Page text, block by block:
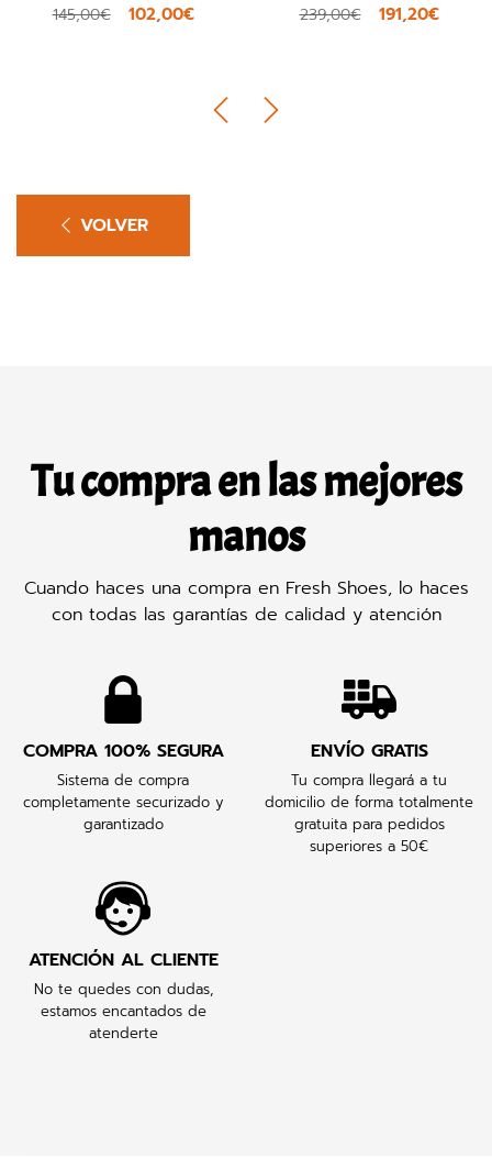
145,00€ 102,00€ 239,00€ 191,20€
VOLVER
Tu compra en las mejores
manos
Cuando haces una compra en Fresh Shoes, lo haces
con todas las garantías de calidad y atención
COMPRA 100% SEGURA
Sistema de compra
completamente securizado y
garantizado
ENVÍO GRATIS
Tu compra llegará a tu
domicilio de forma totalmente
gratuita para pedidos
superiores a 50€
ATENCIÓN AL CLIENTE
No te quedes con dudas,
estamos encantados de
atenderte